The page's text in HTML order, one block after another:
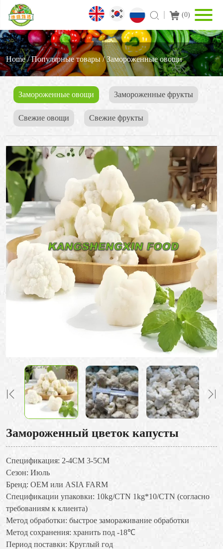
(0)
Home/Популярные товары /Замороженные овощи
Замороженные овощи 3амороженные фрукты
Свежие овощи Cвежие фрукты
Замороженный цветок капусты
Спецификация: 2-4CM 3-5CM
Сезон: Июль
Бренд: OEM или ASIA FARM
Спецификации упаковки: 10kg/CTN 1kg*10/CTN (согласно
требованиям к клиента)
Метод обработки: быстрое замораживание обработки
Метод сохранения: хранить под -18℃
Период поставки: Круглый год